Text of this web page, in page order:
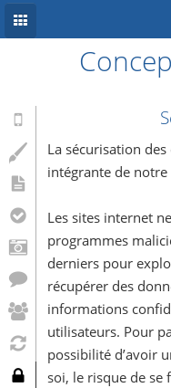
Accueil
Développement
Système
Informations
La sécurisation
intégrante de
Les sites internet
programmes
derniers pour
récupérer des
informations
utilisateurs. Pour
possibilité d’avoir
soi, le risque de se